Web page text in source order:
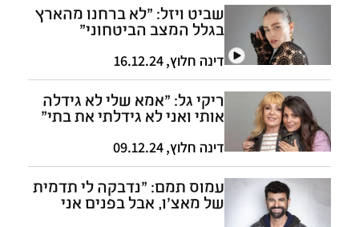
שביט ויזל: "לא ברחנו מהארץ
בגלל המצב הביטחוני"
דינה חלוץ,
16.12.24
ריקי גל: "אמא שלי לא גידלה
אותי ואני לא גידלתי את בתי"
דינה חלוץ,
09.12.24
עמוס תמם: "נדבקה לי תדמית
של מאצ'ו, אבל בפנים אני
רחוק מזה"